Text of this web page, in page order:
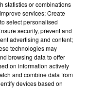
statistics or combinations
services; Create
select personalised
security, prevent and
advertising and content;
technologies may
browsing data to offer
on information actively
and combine data from
devices based on